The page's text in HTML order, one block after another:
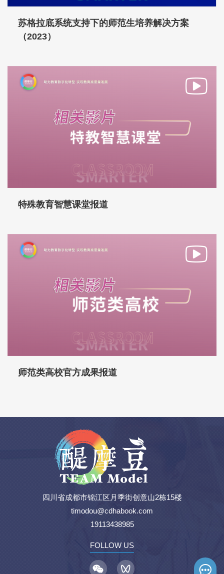
苏格拉底系统支持下的师范生培养解决方案
（2023）
特殊教育智慧课堂报道
师范类高校官方成果报道
四川省成都市锦江区月季街创意山2栋15楼
timodou@cdhabook.com
19113438985
FOLLOW US